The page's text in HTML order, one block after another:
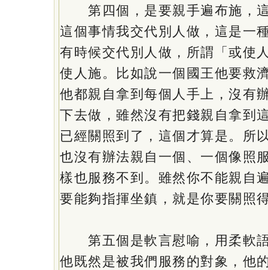
第四個，是要親手遍布施，
這個事情我交代別人做，這是一
有時候交代別人做，所謂「或使
使人施。比如說一個國王他要救
他都親自拿到每個人手上，沒有
下去做，雖然沒有把錢親自拿到
已經關照到了，這個才算是。所
也沒有辦法親自一個、一個像照
樣也服務不到。雖然你不能親自
要能夠指揮坐鎮，就是你要關照
第五個是軟言慰喻，用柔軟
他既然是被我們服務的對象，他